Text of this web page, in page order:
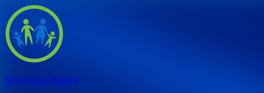
Перейти
к
содержимому
Seven Days Family.